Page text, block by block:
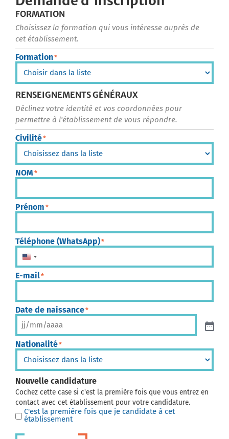
FORMATION
Choisissez la formation qui vous intéresse auprès de
cet établissement.
Formation*
RENSEIGNEMENTS GÉNÉRAUX
Déclinez votre identité et vos coordonnées pour
permettre à l'établissement de vous répondre.
Civilité*
NOM *
Prénom *
Téléphone (WhatsApp)*
États-Unis +1
E-mail*
Date de naissance*
Nationalité*
Nouvelle candidature
Cochez cette case si c'est la première fois que vous entrez en
contact avec cet établissement pour votre candidature.
C'est la première fois que je candidate à cet
établissement